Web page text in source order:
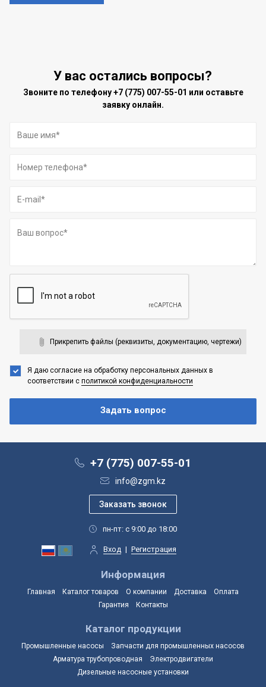
У вас остались вопросы?
Звоните по телефону+7 (775) 007-55-01 или оставьте
заявку онлайн.
Прикрепить файлы (реквизиты, документацию, чертежи)
Я даю согласие на обработку персональных данных в
соответствии с политикой конфиденциальности
+7 (775) 007-55-01
info@zgm.kz
пн-пт: с 9:00 до 18:00
Вход | Регистрация
Информация
Главная Каталог товаров О компании Доставка
Оплата
Гарантия
Контакты
Каталог продукции
Промышленные насосы
Запчасти для промышленных насосов
Арматура трубопроводная
Электродвигатели
Дизельные насосные установки